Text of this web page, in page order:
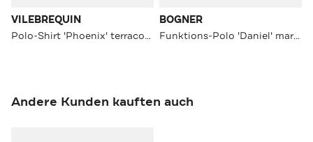
VILEBREQUIN
Polo-Shirt 'Phoenix' terracotta
BOGNER
Funktions-Polo 'Daniel' marine
Andere Kunden kauften auch